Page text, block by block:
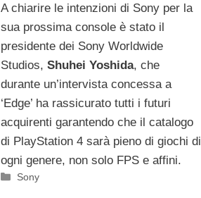
A chiarire le intenzioni di Sony per la
sua prossima console è stato il
presidente dei Sony Worldwide
Studios, Shuhei Yoshida, che
durante un’intervista concessa a
‘Edge’ ha rassicurato tutti i futuri
acquirenti garantendo che il catalogo
di PlayStation 4 sarà pieno di giochi di
ogni genere, non solo FPS e affini.
Categorie
Sony